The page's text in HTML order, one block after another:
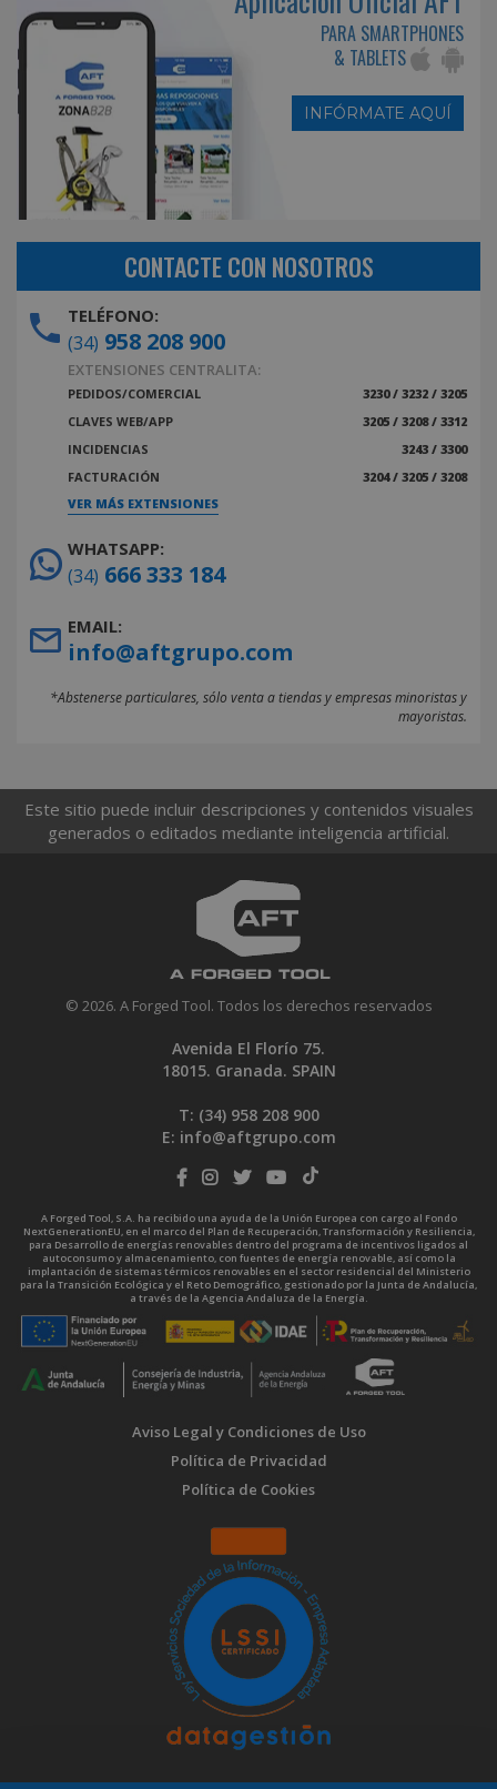
PARA SMARTPHONES
& TABLETS
INFÓRMATE AQUÍ
CONTACTE CON NOSOTROS
TELÉFONO:
(34) 958 208 900
EXTENSIONES CENTRALITA:
PEDIDOS/COMERCIAL
3230 / 3232 / 3205
CLAVES WEB/APP
3205 / 3208 / 3312
INCIDENCIAS
3243 / 3300
FACTURACIÓN
3204 / 3205 / 3208
VER MÁS EXTENSIONES
WHATSAPP:
(34) 666 333 184
EMAIL:
info@aftgrupo.com
*Abstenerse particulares, sólo venta a tiendas y empresas minoristas y
mayoristas.
Este sitio puede incluir descripciones y contenidos visuales
generados o editados mediante inteligencia artificial.
© 2026. A Forged Tool. Todos los derechos reservados
Avenida El Florío 75.
18015. Granada. SPAIN
T: (34) 958 208 900
E: info@aftgrupo.com
A Forged Tool, S.A. ha recibido una ayuda de la Unión Europea con cargo al Fondo
NextGenerationEU, en el marco del Plan de Recuperación, Transformación y Resiliencia,
para Desarrollo de energías renovables dentro del programa de incentivos ligados al
autoconsumo y almacenamiento, con fuentes de energía renovable, así como la
implantación de sistemas térmicos renovables en el sector residencial del Ministerio
para la Transición Ecológica y el Reto Demográfico, gestionado por la Junta de Andalucía,
a través de la Agencia Andaluza de la Energía.
Aviso Legal y Condiciones de Uso
Política de Privacidad
Política de Cookies